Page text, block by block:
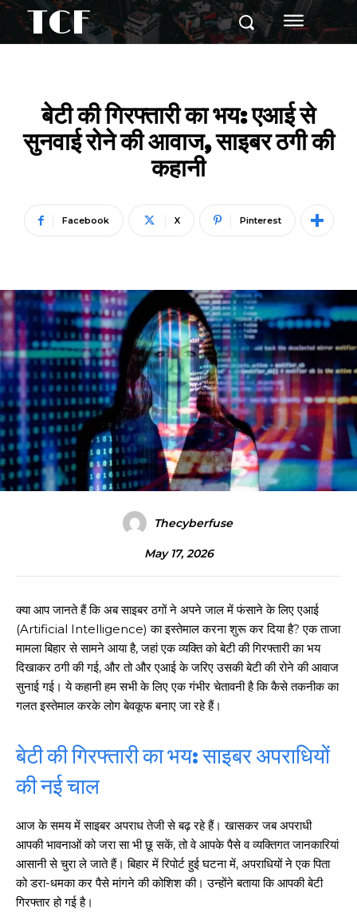
TCF
बेटी की गिरफ्तारी का भय: एआई से
सुनवाई रोने की आवाज, साइबर ठगी की
कहानी
Facebook X Pinterest
Thecyberfuse
May 17, 2026
क्या आप जानते हैं कि अब साइबर ठगों ने अपने जाल में फंसाने के लिए एआई
(Artificial Intelligence) का इस्तेमाल करना शुरू कर दिया है? एक ताजा
मामला बिहार से सामने आया है, जहां एक व्यक्ति को बेटी की गिरफ्तारी का भय
दिखाकर ठगी की गई, और तो और एआई के जरिए उसकी बेटी की रोने की आवाज
सुनाई गई। ये कहानी हम सभी के लिए एक गंभीर चेतावनी है कि कैसे तकनीक का
गलत इस्तेमाल करके लोग बेवकूफ बनाए जा रहे हैं।
बेटी की गिरफ्तारी का भय: साइबर अपराधियों
की नई चाल
आज के समय में साइबर अपराध तेजी से बढ़ रहे हैं। खासकर जब अपराधी
आपकी भावनाओं को जरा सा भी छू सकें, तो वे आपके पैसे व व्यक्तिगत जानकारियां
आसानी से चुरा ले जाते हैं। बिहार में रिपोर्ट हुई घटना में, अपराधियों ने एक पिता
को डरा-धमका कर पैसे मांगने की कोशिश की। उन्होंने बताया कि आपकी बेटी
गिरफ्तार हो गई है।